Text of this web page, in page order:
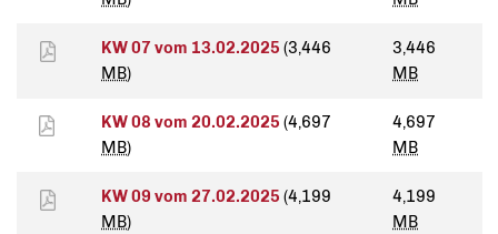
KW 07 vom 13.02.2025 (3,446
MB)
3,446
MB
KW 08 vom 20.02.2025 (4,697
MB)
4,697
MB
KW 09 vom 27.02.2025 (4,199
MB)
4,199
MB